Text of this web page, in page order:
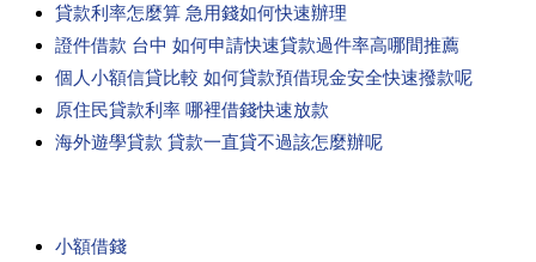
貸款利率怎麼算 急用錢如何快速辦理
證件借款 台中 如何申請快速貸款過件率高哪間推薦
個人小額信貸比較 如何貸款預借現金安全快速撥款呢
原住民貸款利率 哪裡借錢快速放款
海外遊學貸款 貸款一直貸不過該怎麼辦呢
小額借錢